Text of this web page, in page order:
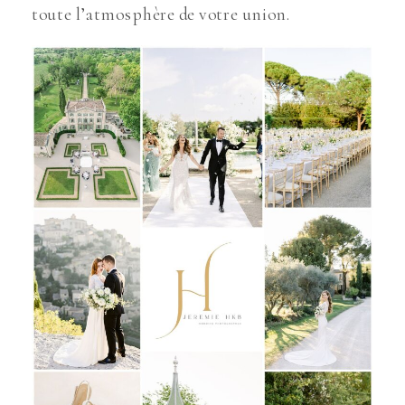
toute l’atmosphère de votre union.